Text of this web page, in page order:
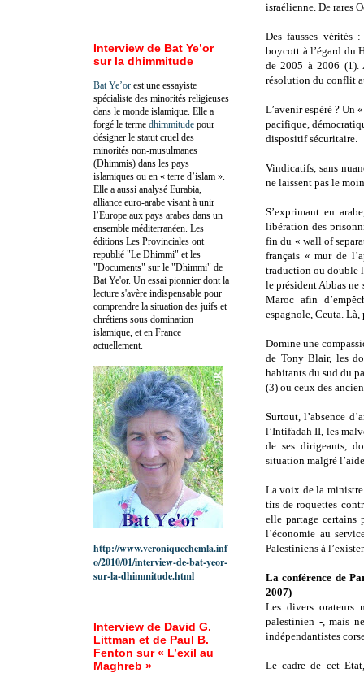
israélienne. De rares
Des fausses vérités
boycott à l’égard du
de 2005 à 2006 (1).
résolution du conflit
L’avenir espéré ? Un
pacifique,
dispositif sécuritaire.
Vindicatifs, sans
ne laissent pas le
S’exprimant en
libération des
fin du « wall of
français « mur de
traduction ou double
le président Abbas ne
Maroc afin
espagnole, Ceuta. Là,
Domine une
de Tony Blair, les
habitants du sud du
(3) ou ceux des
Surtout, l’absence
l’Intifadah II, les
de ses dirigeants,
situation malgré
La voix de la
tirs de roquettes
elle partage
l’économie au
Palestiniens à
La conférence de
2007)
Les divers
palestinien -, mais
indépendantistes
Le cadre de cet
Interview de Bat Ye’or
sur la dhimmitude
Bat Ye’or est une essayiste
spécialiste des minorités religieuses
dans le monde islamique. Elle a
forgé le terme dhimmitude pour
désigner le statut cruel des
minorités non-musulmanes
(Dhimmis) dans les pays
islamiques ou en « terre d’islam ».
Elle a aussi analysé Eurabia,
alliance euro-arabe visant à unir
l’Europe aux pays arabes dans un
ensemble méditerranéen. Les
éditions Les Provinciales ont
republié "Le Dhimmi" et les
"Documents" sur le "Dhimmi" de
Bat Ye'or. Un essai pionnier dont la
lecture s'avère indispensable pour
comprendre la situation des juifs et
chrétiens sous domination
islamique, et en France
actuellement.
http://www.veroniquechemla.inf
o/2010/01/interview-de-bat-yeor-
sur-la-dhimmitude.html
Interview de David G.
Littman et de Paul B.
Fenton sur « L’exil au
Maghreb »